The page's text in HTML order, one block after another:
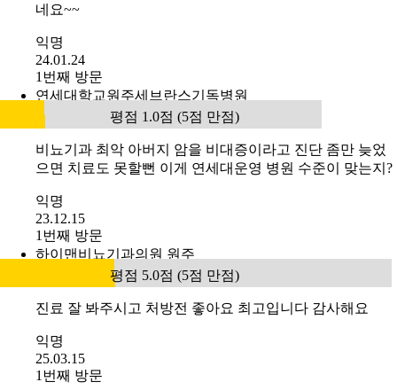
네요~~
익명
24.01.24
1번째 방문
연세대학교원주세브란스기독병원
평점 1.0점 (5점 만점)
비뇨기과 최악 아버지 암을 비대증이라고 진단 좀만 늦었
으면 치료도 못할뻔 이게 연세대운영 병원 수준이 맞는지?
익명
23.12.15
1번째 방문
하이맨비뇨기과의원 원주
평점 5.0점 (5점 만점)
진료 잘 봐주시고 처방전 좋아요 최고입니다 감사해요
익명
25.03.15
1번째 방문